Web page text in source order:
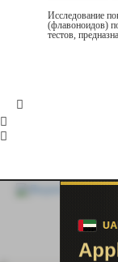
Исследование
(флавоноидов)
тестов,